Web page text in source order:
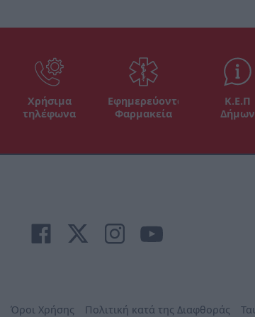
Χρήσιμα
τηλέφωνα
Εφημερεύοντα
Φαρμακεία
Κ.Ε.Π
Δήμων
Όροι Χρήσης Πολιτική κατά της Διαφθοράς